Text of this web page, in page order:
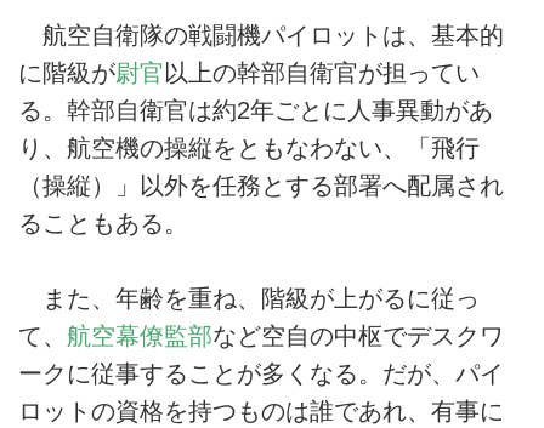
航空自衛隊の戦闘機パイロットは、基本的
に階級が尉官 以上の幹部自衛官が担ってい
る。幹部自衛官は約2年ごとに人事異動があ
り、航空機の操縦をともなわない、「飛行
（操縦）」以外を任務とする部署へ配属され
ることもある。
また、年齢を重ね、階級が上がるに従っ
て、 航空幕僚監部など空自の中枢でデスクワ
ークに従事することが多くなる。だが、パイ
ロットの資格を持つものは誰であれ、有事に